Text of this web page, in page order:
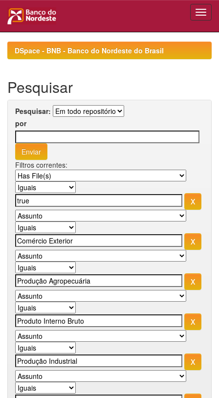
navigationDSpace - BNB - Banco do Nordeste do Brasil
Pesquisar
Pesquisar:
por
Filtros correntes: